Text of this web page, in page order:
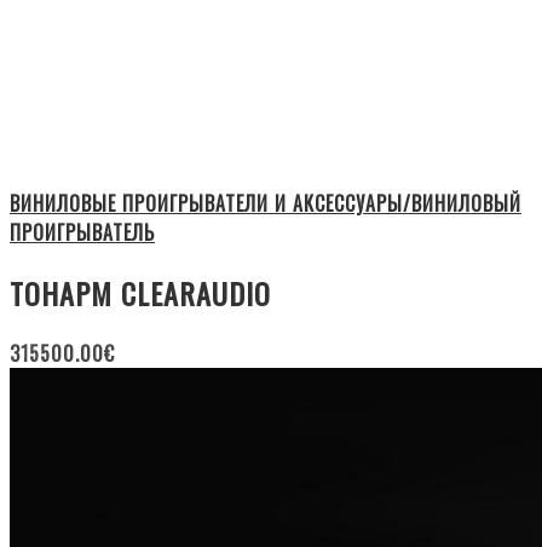
ВИНИЛОВЫЕ ПРОИГРЫВАТЕЛИ И АКСЕССУАРЫ/ВИНИЛОВЫЙ
ПРОИГРЫВАТЕЛЬ
ТОНАРМ CLEARAUDIO
315500.00€